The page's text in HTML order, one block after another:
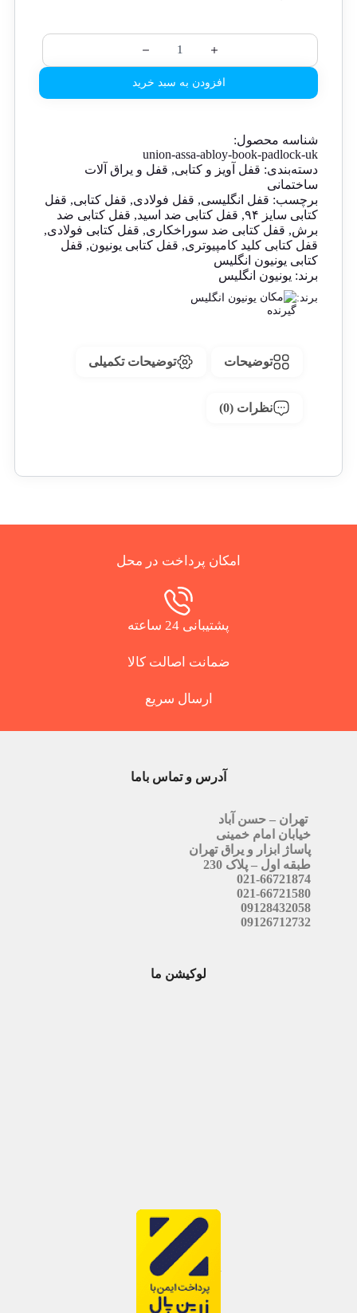
افزودن به سبد خرید
شناسه محصول:
union-assa-abloy-book-padlock-uk
دسته‌بندی: قفل آویز و کتابی, قفل و یراق آلات
ساختمانی
برچسب: قفل انگلیسی, قفل فولادی, قفل کتابی, قفل
کتابی سایز ۹۴
, قفل کتابی ضد اسید, قفل کتابی ضد
برش, قفل کتابی ضد سوراخکاری, قفل کتابی فولادی,
قفل کتابی کلید کامپیوتری, قفل کتابی یونیون, قفل
کتابی یونیون انگلیس
برند: یونیون انگلیس
برند: یونیون انگلیس
توضیحات توضیحات تکمیلی
نظرات (0)
امکان پرداخت در محل
پشتیبانی 24 ساعته
ضمانت اصالت کالا
ارسال سریع
آدرس و تماس باما
تهران – حسن آباد
خیابان امام خمینی
پاساژ ابزار و یراق تهران
طبقه اول – پلاک 230
021-66721874
021-66721580
09128432058
09126712732
لوکیشن ما